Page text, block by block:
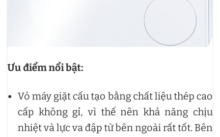
Ưu điểm nổi bật:
Vỏ máy giặt cấu tạo bằng chất liệu thép cao
cấp không gỉ, vì thế nên khả năng chịu
nhiệt và lực va đập từ bên ngoài rất tốt. Bên